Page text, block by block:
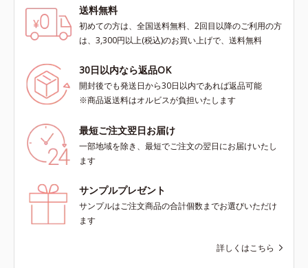
送料無料
初めての方は、全国送料無料、2回目以降のご利用の方
は、3,300円以上(税込)のお買い上げで、送料無料
30日以内なら返品OK
開封後でも発送日から30日以内であれば返品可能
※商品返送料はオルビスが負担いたします
最短ご注文翌日お届け
一部地域を除き、最短でご注文の翌日にお届けいたし
ます
サンプルプレゼント
サンプルはご注文商品の合計個数までお選びいただけ
ます
詳しくはこちら